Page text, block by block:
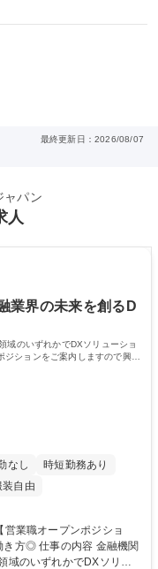
最終更新日：2026/08/07
ャパン
人
業界の未来を創るD
域のいずれかでDXソリューショ
ションをご案内しますので興味
なし
時短勤務あり
装自由
金融機関
域のいずれかでDXソリュ